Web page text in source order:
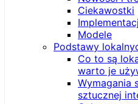
Ciekawostki
Modele
Podstawy
Co to są
warto je
Wymagania
sztucznej